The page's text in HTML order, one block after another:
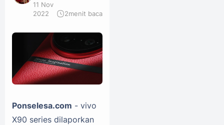
11 Nov
2022
2menit baca
Ponselesa.com - vivo
X90 series dilaporkan